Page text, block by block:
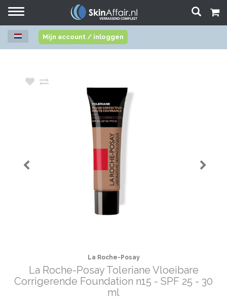
Toggle
Mijn account / inloggen
La Roche-Posay
La Roche-Posay Toleriane Vloeibare
Corrigerende Foundation n15 - SPF 25 - 30
ml